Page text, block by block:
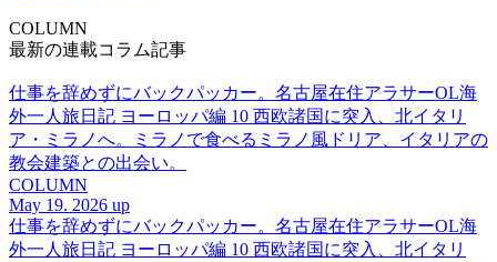
COLUMN
最新の連載コラム記事
仕事を辞めずにバックパッカー。名古屋在住アラサーOL海
外一人旅日記 ヨーロッパ編 10 西欧諸国に突入、北イタリ
ア・ミラノへ。ミラノで食べるミラノ風ドリア、イタリアの
教会建築との出会い。
COLUMN
May 19. 2026 up
仕事を辞めずにバックパッカー。名古屋在住アラサーOL海
外一人旅日記 ヨーロッパ編 10 西欧諸国に突入、北イタリ